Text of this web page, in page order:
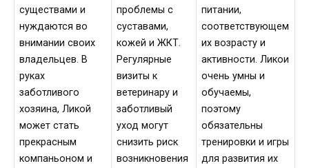
существами и
нуждаются во
внимании своих
владельцев. В
руках
заботливого
хозяина, Ликой
может стать
прекрасным
компаньоном и
проблемы с
суставами,
кожей и ЖКТ.
Регулярные
визиты к
ветеринару и
заботливый
уход могут
снизить риск
возникновения
питании,
соответствующем
их возрасту и
активности. Ликои
очень умны и
обучаемы,
поэтому
обязательны
тренировки и игры
для развития их